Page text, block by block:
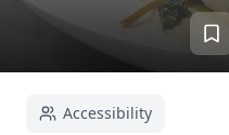
Accessibility